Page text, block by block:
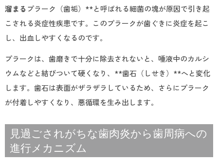
溜まる プラーク（歯垢）**と呼ばれる細菌の塊が原因で引き起
こされる炎症性疾患です。このプラークが歯ぐきに炎症を起こ
し、出血しやすくなるのです。
プラークは、歯磨きで十分に除去されないと、唾液中のカルシ
ウムなどと結びついて硬くなり、**歯石（しせき）**へと変化
します。歯石は表面がザラザラしているため、さらにプラーク
が付着しやすくなり、悪循環を生み出します。
見過ごされがちな歯肉炎から歯周病への
進行メカニズム